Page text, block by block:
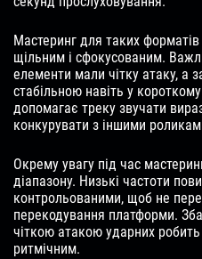
Мастеринг для таких
щільним і сфокусованим.
елементи мали чітку атаку, а
стабільною навіть у
допомагає треку звучати
конкурувати з іншими
Окрему увагу під час
діапазону. Низькі частоти
контрольованими, щоб не
перекодування платформи.
чіткою атакою ударних
ритмічним.